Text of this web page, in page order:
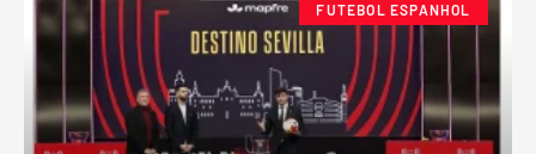
FUTEBOL ESPANHOL